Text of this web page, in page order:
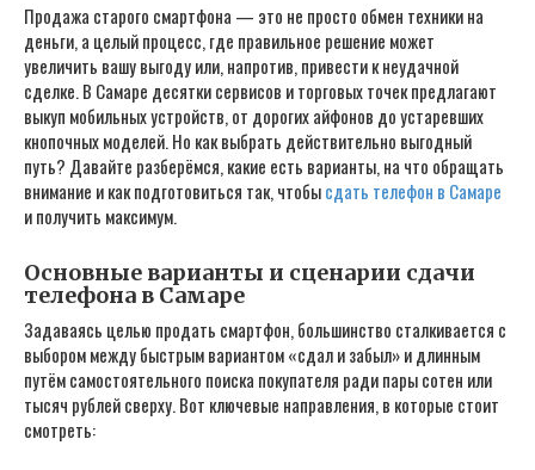
Продажа старого смартфона — это не просто обмен техники на
деньги, а целый процесс, где правильное решение может
увеличить вашу выгоду или, напротив, привести к неудачной
сделке. В Самаре десятки сервисов и торговых точек предлагают
выкуп мобильных устройств, от дорогих айфонов до устаревших
кнопочных моделей. Но как выбрать действительно выгодный
путь? Давайте разберёмся, какие есть варианты, на что обращать
внимание и как подготовиться так, чтобысдать телефон в Самаре
иполучить максимум.
Основные варианты и сценарии сдачи
телефона в Самаре
Задаваясь целью продать смартфон, большинство сталкивается с
выбором между быстрым вариантом «сдал и забыл» и длинным
путём самостоятельного поиска покупателя ради пары сотен или
тысяч рублей сверху. Вот ключевые направления, в которые стоит
смотреть: